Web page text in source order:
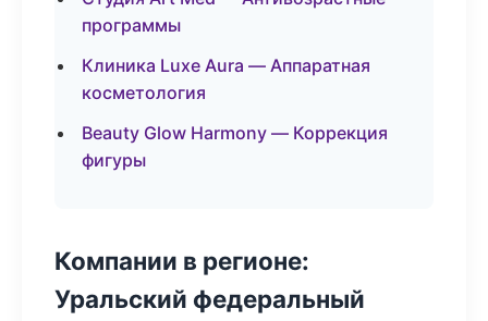
программы
Клиника Luxe Aura — Аппаратная
косметология
Beauty Glow Harmony — Коррекция
фигуры
Компании в регионе:
Уральский федеральный